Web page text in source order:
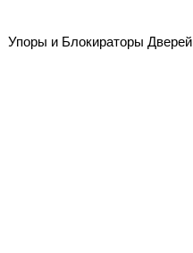
Упоры и Блокираторы Дверей